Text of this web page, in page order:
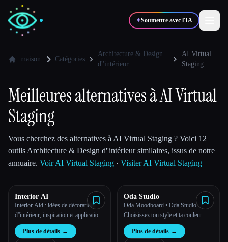
✦Soumettre avec l'IA
💻 Développeurs
🎓 🎬 Créateurs
Blog
Comparer les outils
maison Catégories
Architecture & Design
d''intérieur
AI Virtual
Staging
Meilleures alternatives à AI Virtual
Staging
Vous cherchez des alternatives à AI Virtual Staging ? Voici 12
outils Architecture & Design d''intérieur similaires, issus de notre
annuaire. Voir AI Virtual Staging · Visiter AI Virtual Staging
Interior AI
Interior Aid : idées de décoration
d''intérieur, inspiration et application
de mise en scène virtuelle utilisant
l''intelligence artificielle
Plus de détails →
Oda Studio
Oda Moodboard • Oda Studio -
Choisissez ton style et ta couleur
pour personnaliser ton intérieur en
quelques secondes grâce à l''IA.
Plus de détails →